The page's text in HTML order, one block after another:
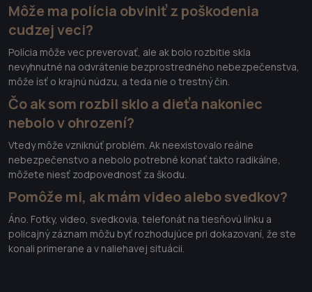
Môže ma polícia obviniť z poškodenia
cudzej veci?
Polícia môže vec preverovať, ale ak bolo rozbitie skla
nevyhnutné na odvrátenie bezprostredného nebezpečenstva,
môže ísť o krajnú núdzu, a teda nie o trestný čin.
Čo ak som rozbil sklo a dieťa nakoniec
nebolo v ohrození?
Vtedy môže vzniknúť problém. Ak neexistovalo reálne
nebezpečenstvo a nebolo potrebné konať takto radikálne,
môžete niesť zodpovednosť za škodu.
Pomôže mi, ak mám video alebo svedkov?
Áno. Fotky, video, svedkovia, telefonát na tiesňovú linku a
policajný záznam môžu byť rozhodujúce pri dokazovaní, že ste
konali primerane a v naliehavej situácii.